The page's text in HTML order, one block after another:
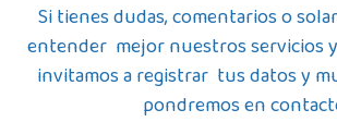
Si tienes dudas, comentarios o
entender mejor nuestros servicios
invitamos a registrar tus datos y
pondremos en